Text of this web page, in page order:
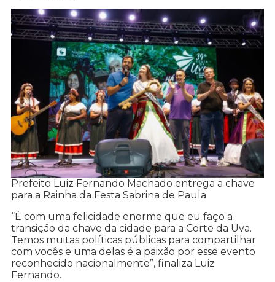
Prefeito Luiz Fernando Machado entrega a chave
para a Rainha da Festa Sabrina de Paula
“É com uma felicidade enorme que eu faço a
transição da chave da cidade para a Corte da Uva.
Temos muitas políticas públicas para compartilhar
com vocês e uma delas é a paixão por esse evento
reconhecido nacionalmente”, finaliza Luiz
Fernando.